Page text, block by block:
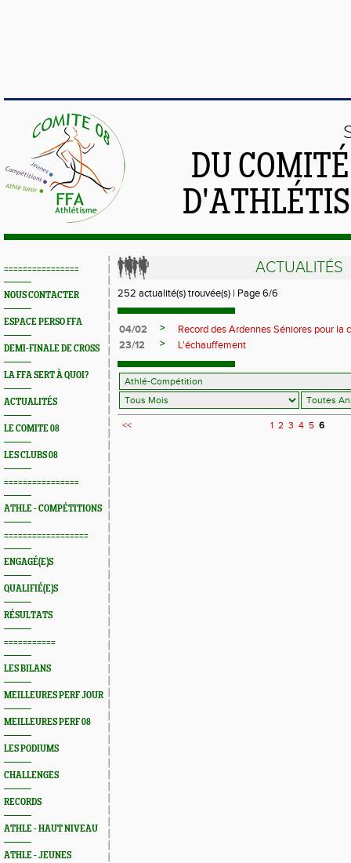
DU
================
NOUS CONTACTER
ESPACE PERSO FFA
DEMI-FINALE DE CROSS
LA FFA SERT À QUOI?
ACTUALITÉS
LE COMITE 08
LES CLUBS 08
================
ATHLE - COMPÉTITIONS
==================
ENGAGÉ(E)S
QUALIFIÉ(E)S
RÉSULTATS
===========
LES BILANS
MEILLEURES PERF JOUR
MEILLEURES PERF 08
LES PODIUMS
CHALLENGES
RECORDS
ATHLE - HAUT NIVEAU
ATHLE - JEUNES
ACTUALITÉS
252 actualité(s) trouvée(s) | Page 6/6
04/02 >
Record des Ardennes Séniores pour la
23/12
> L'échauffement
<< 1 2 3 4 5 6